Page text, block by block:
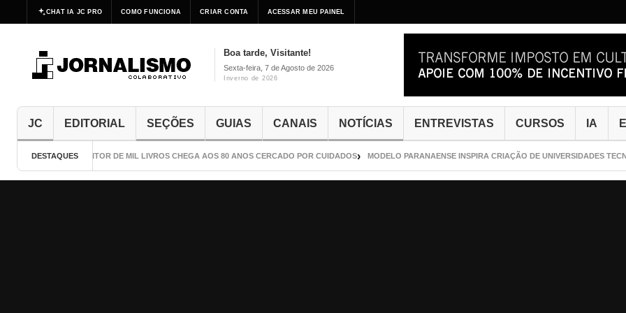
CHAT IA JC PRO COMO FUNCIONA CRIAR CONTA ACESSAR MEU PAINEL
Boa tarde, Visitante!
Sexta-feira, 7 de Agosto de 2026
Inverno de 2026
JC EDITORIAL SEÇÕES GUIAS CANAIS NOTÍCIAS ENTREVISTAS CURSOS IA
DESTAQUES
O ESCRITOR DE MIL LIVROS CHEGA AOS 80 ANOS CERCADO POR CUIDADOS MODELO PARANAENSE INSPIRA CRIAÇÃO DE UNIVERSIDADES